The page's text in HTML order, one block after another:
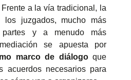
Frente a la vía tradicional, la
los juzgados, mucho más
y a menudo más
se apuesta por
marco de diálogoque
acuerdos necesarios para